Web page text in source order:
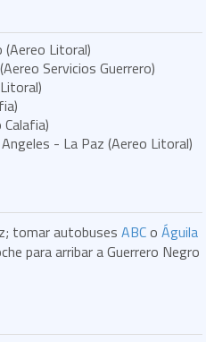
Litoral)
Servicios Guerrero)
- La Paz (Aereo Litoral)
tomar autobusesABCoÁguila
para arribar a Guerrero Negro